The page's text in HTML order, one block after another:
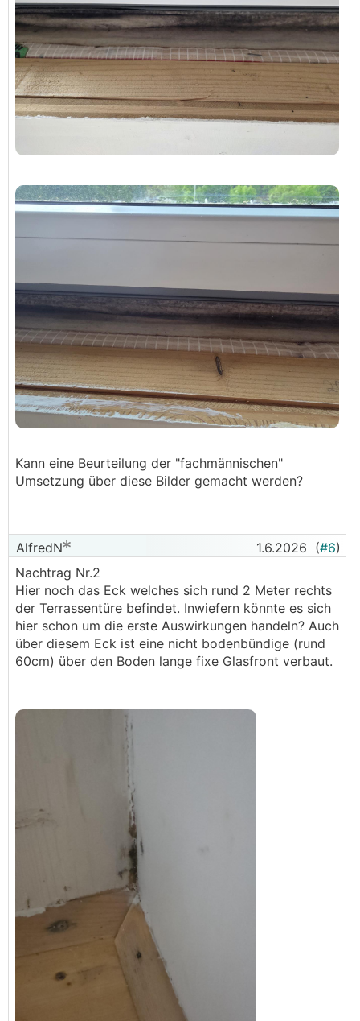
Kann eine Beurteilung der "fachmännischen"
Umsetzung über diese Bilder gemacht werden?
AlfredN 1.6.2026 (#6)
Nachtrag Nr.2
Hier noch das Eck welches sich rund 2 Meter rechts
der Terrassentüre befindet. Inwiefern könnte es sich
hier schon um die erste Auswirkungen handeln? Auch
über diesem Eck ist eine nicht bodenbündige (rund
60cm) über den Boden lange fixe Glasfront verbaut.